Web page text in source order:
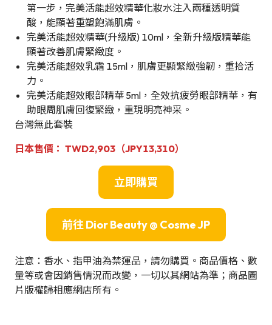
第一步，完美活能超效精華化妝水注入兩種透明質
酸，能顯著重塑飽滿肌膚。
完美活能超效精華(升級版) 10ml，全新升級版精華能
顯著改善肌膚緊緻度。
完美活能超效乳霜 15ml，肌膚更顯緊緻強韌，重拾活
力。
完美活能超效眼部精華 5ml，全效抗疲勞眼部精華，有
助眼周肌膚回復緊緻，重現明亮神采。
台灣無此套裝
日本售價 ： TWD2,903 （JPY13,310）
立即購買
前往 Dior Beauty @ Cosme JP
注意：香水、指甲油為禁運品，請勿購買。商品價格、數
量等或會因銷售情況而改變，一切以其網站為準；商品圖
片版權歸相應網店所有。